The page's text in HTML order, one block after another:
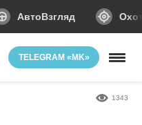
АвтоВзгляд
TELEGRAM «MK»
1343